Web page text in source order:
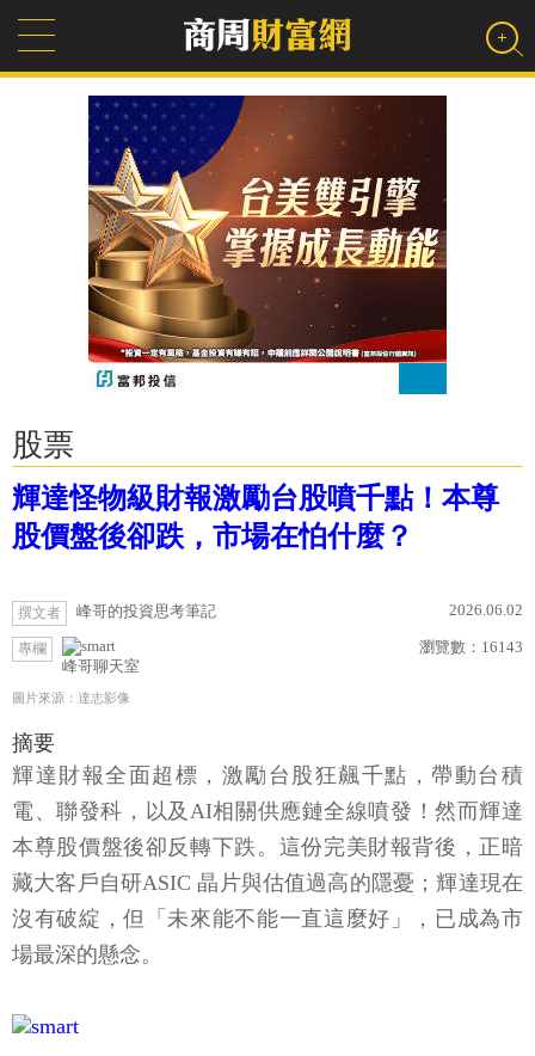
股票
輝達怪物級財報激勵台股噴千點！本尊
股價盤後卻跌，市場在怕什麼？
撰文者 峰哥的投資思考筆記 2026.06.02
專欄
峰哥聊天室
瀏覽數： 16143
圖片來源：達志影像
摘要
輝達財報全面超標，激勵台股狂飆千點，帶動台積
電、聯發科，以及AI相關供應鏈全線噴發！然而輝達
本尊股價盤後卻反轉下跌。這份完美財報背後，正暗
藏大客戶自研ASIC 晶片與估值過高的隱憂；輝達現在
沒有破綻，但「未來能不能一直這麼好」，已成為市
場最深的懸念。